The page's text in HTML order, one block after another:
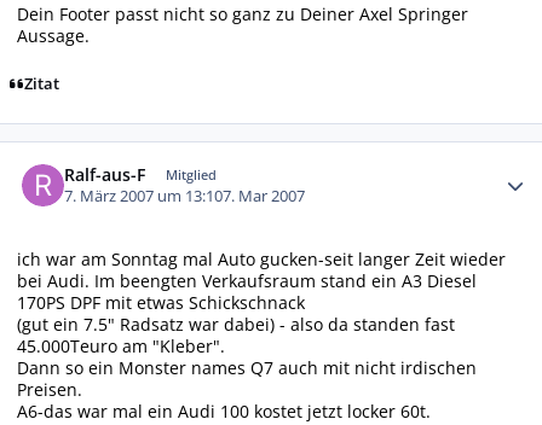
Dein Footer passt nicht so ganz zu Deiner Axel Springer
Aussage.
Zitat
Ralf-aus-F Mitglied
7. März 2007 um 13:107. Mar 2007
ich war am Sonntag mal Auto gucken-seit langer Zeit wieder
bei Audi. Im beengten Verkaufsraum stand ein A3 Diesel
170PS DPF mit etwas Schickschnack
(gut ein 7.5" Radsatz war dabei) - also da standen fast
45.000Teuro am "Kleber".
Dann so ein Monster names Q7 auch mit nicht irdischen
Preisen.
A6-das war mal ein Audi 100 kostet jetzt locker 60t.